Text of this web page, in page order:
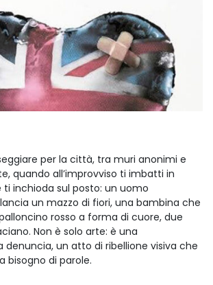
per la città, tra muri anonimi e
quando all’improvviso ti imbatti in
ti inchioda sul posto: un uomo
un mazzo di fiori, una bambina che
rosso a forma di cuore, due
Non è solo arte: è una
denuncia, un atto di ribellione visiva che
bisogno di parole.